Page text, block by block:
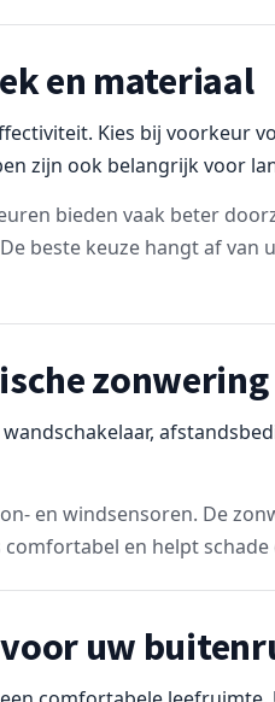
en materiaal
Kies bij voorkeur
zijn ook belangrijk voor
bieden vaak beter
beste keuze hangt af van
zonwering
en windsensoren. De
en helpt
uw